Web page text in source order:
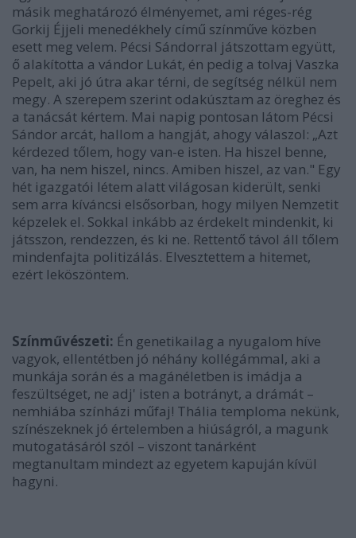
másik meghatározó élményemet, ami réges-rég
Gorkij Éjjeli menedékhely című színműve közben
esett meg velem. Pécsi Sándorral játszottam együtt,
ő alakította a vándor Lukát, én pedig a tolvaj Vaszka
Pepelt, aki jó útra akar térni, de segítség nélkül nem
megy. A szerepem szerint odakúsztam az öreghez és
a tanácsát kértem. Mai napig pontosan látom Pécsi
Sándor arcát, hallom a hangját, ahogy válaszol: „Azt
kérdezed tőlem, hogy van-e isten. Ha hiszel benne,
van, ha nem hiszel, nincs. Amiben hiszel, az van." Egy
hét igazgatói létem alatt világosan kiderült, senki
sem arra kíváncsi elsősorban, hogy milyen Nemzetit
képzelek el. Sokkal inkább az érdekelt mindenkit, ki
játsszon, rendezzen, és ki ne. Rettentő távol áll tőlem
mindenfajta politizálás. Elvesztettem a hitemet,
ezért leköszöntem.
Színművészeti: Én genetikailag a nyugalom híve
vagyok, ellentétben jó néhány kollégámmal, aki a
munkája során és a magánéletben is imádja a
feszültséget, ne adj' isten a botrányt, a drámát –
nemhiába színházi műfaj! Thália temploma nekünk,
színészeknek jó értelemben a hiúságról, a magunk
mutogatásáról szól – viszont tanárként
megtanultam mindezt az egyetem kapuján kívül
hagyni.